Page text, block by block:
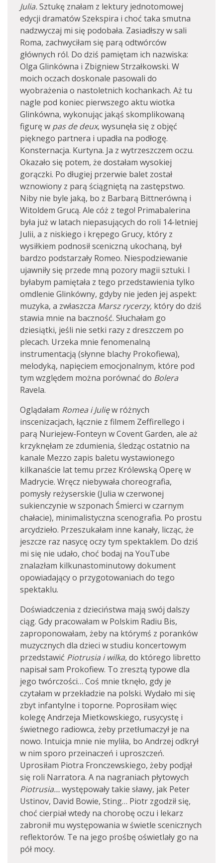
Julia.Sztukę znałam z lektury jednotomowej
edycji dramatów Szekspira i choć taka smutna
nadzwyczaj mi się podobała. Zasiadłszy w sali
Roma, zachwyciłam się parą odtwórców
głównych ról. Do dziś pamiętam ich nazwiska:
Olga Glinkówna i Zbigniew Strzałkowski. W
moich oczach doskonale pasowali do
wyobrażenia o nastoletnich kochankach. Aż tu
nagle pod koniec pierwszego aktu wiotka
Glinkówna, wykonując jakąś skomplikowaną
figurę w pas de deux, wysunęła się z objęć
pięknego partnera i upadła na podłogę.
Konsternacja. Kurtyna. Ja z wytrzeszczem oczu.
Okazało się potem, że dostałam wysokiej
gorączki. Po długiej przerwie balet został
wznowiony z parą ściągniętą na zastępstwo.
Niby nie byle jaką, bo z Barbarą Bittnerówną i
Witoldem Grucą. Ale cóż z tego! Primabalerina
była już w latach niepasujących do roli 14-letniej
Julii, a z niskiego i krępego Grucy, który z
wysiłkiem podnosił sceniczną ukochaną, był
bardzo podstarzały Romeo. Niespodziewanie
ujawniły się przede mną pozory magii sztuki. I
byłabym pamiętała z tego przedstawienia tylko
omdlenie Glinkówny, gdyby nie jeden jej aspekt:
muzyka, a zwłaszcza Marsz rycerzy, który do dziś
stawia mnie na baczność. Słuchałam go
dziesiątki, jeśli nie setki razy z dreszczem po
plecach. Urzeka mnie fenomenalną
instrumentacją (słynne blachy Prokofiewa),
melodyką, napięciem emocjonalnym, które pod
tym względem można porównać do Bolera
Ravela.
Oglądałam Romea i Julięw różnych
inscenizacjach, łącznie z filmem Zeffirellego i
parą Nuriejew-Fonteyn w Covent Garden, ale aż
krzyknęłam ze zdumienia, śledząc ostatnio na
kanale Mezzo zapis baletu wystawionego
kilkanaście lat temu przez Królewską Operę w
Madrycie. Wręcz niebywała choreografia,
pomysły reżyserskie (Julia w czerwonej
sukienczynie w szponach Śmierci w czarnym
chałacie), minimalistyczna scenografia. Po prostu
arcydzieło. Przeszukałam inne kanały, licząc, że
jeszcze raz nasycę oczy tym spektaklem. Do dziś
mi się nie udało, choć bodaj na YouTube
znalazłam kilkunastominutowy dokument
opowiadający o przygotowaniach do tego
spektaklu.
Doświadczenia z dzieciństwa mają swój dalszy
ciąg. Gdy pracowałam w Polskim Radiu Bis,
zaproponowałam, żeby na którymś z poranków
muzycznych dla dzieci w studiu koncertowym
przedstawić Piotrusia i wilka,do którego libretto
napisał sam Prokofiew. To zresztą typowe dla
jego twórczości… Coś mnie tknęło, gdy je
czytałam w przekładzie na polski. Wydało mi się
zbyt infantylne i toporne. Poprosiłam więc
kolegę Andrzeja Mietkowskiego, rusycystę i
świetnego radiowca, żeby przetłumaczył je na
nowo. Intuicja mnie nie myliła, bo Andrzej odkrył
w nim sporo przeinaczeń i uproszczeń.
Uprosiłam Piotra Fronczewskiego, żeby podjął
się roli Narratora. A na nagraniach płytowych
Piotrusia…występowały takie sławy, jak Peter
Ustinov, David Bowie, Sting… Piotr zgodził się,
choć cierpiał wtedy na chorobę oczu i lekarz
zabronił mu występowania w świetle scenicznych
reflektorów. Te na jego prośbę oświetlały go na
pół mocy.